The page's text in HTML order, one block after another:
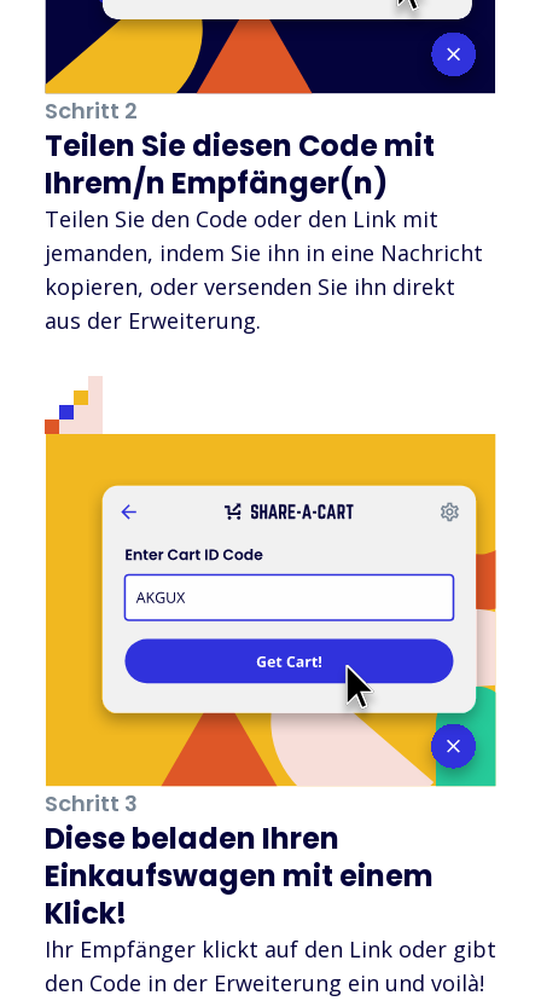
Schritt 2
Teilen Sie diesen Code mit
Ihrem/n Empfänger(n)
Teilen Sie den Code oder den Link mit
jemanden, indem Sie ihn in eine Nachricht
kopieren, oder versenden Sie ihn direkt
aus der Erweiterung.
Schritt 3
Diese beladen Ihren
Einkaufswagen mit einem
Klick!
Ihr Empfänger klickt auf den Link oder gibt
den Code in der Erweiterung ein und voilà!